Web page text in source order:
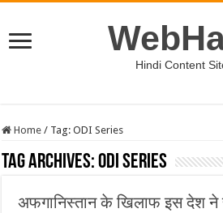
Hindi Content
Home / Tag:ODI Series
Tag Archives:ODI Series
अफगानिस्तान के खिलाफ इस देश ने